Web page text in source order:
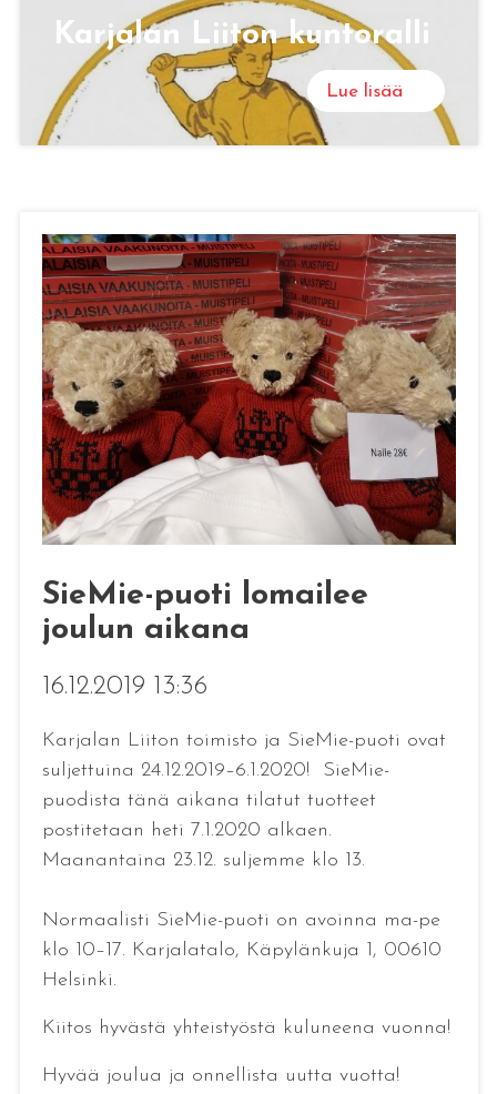
Kar­ja­lan Lii­ton kun­to­ral­li
Lue lisää
SieMie-puoti lomailee
joulun aikana
16.12.2019 13:36
Karjalan Liiton toimisto ja SieMie-puoti ovat
suljettuina 24.12.2019–6.1.2020! SieMie-
puodista tänä aikana tilatut tuotteet
postitetaan heti 7.1.2020 alkaen.
Maanantaina 23.12. suljemme klo 13.
Normaalisti SieMie-puoti on avoinna ma-pe
klo 10–17. Karjalatalo, Käpylänkuja 1, 00610
Helsinki.
Kiitos hyvästä yhteistyöstä kuluneena vuonna!
Hyvää joulua ja onnellista uutta vuotta!